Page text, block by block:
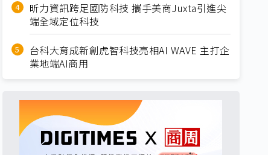
昕力資訊跨足國防科技 攜手美商Juxta引進尖
端全域定位科技
台科大育成新創虎智科技亮相AI WAVE 主打企
業地端AI商用